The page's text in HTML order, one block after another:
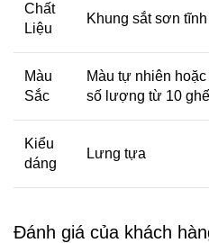
Chất
Liệu
Khung sắt sơn
Màu
Sắc
Màu tự nhiên
số lượng từ 10
Kiểu
dáng
Lưng tựa
Đánh giá của khách